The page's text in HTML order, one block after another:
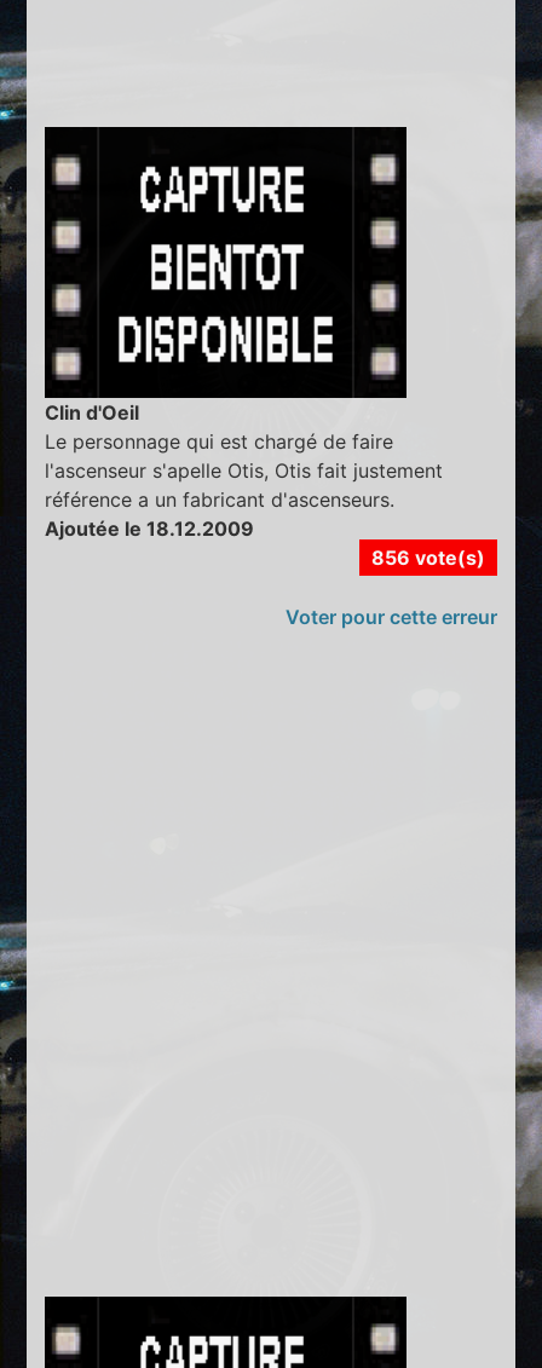
Clin d'Oeil
Le personnage qui est chargé de faire
l'ascenseur s'apelle Otis, Otis fait justement
référence a un fabricant d'ascenseurs.
Ajoutée le 18.12.2009
856 vote(s)
Voter pour cette erreur